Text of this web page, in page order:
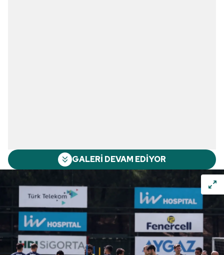
GALERİ DEVAM EDİYOR